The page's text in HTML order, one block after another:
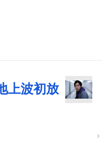
上波初放